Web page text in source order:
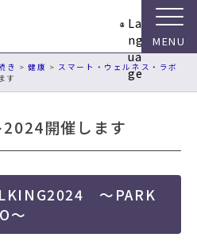
La
ng
ua
ge
き >健康 > スマート・ウェルネス・ラボ
す
開催します
～PARK
～